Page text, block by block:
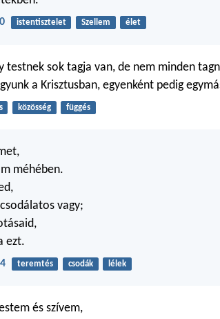
istentisztelet Szellem élet
testnek sok tagja van, de nem minden
a Krisztusban, egyenként pedig
közösség függés
méhében.
vagy;
ezt.
teremtés csodák lélek
és szívem,